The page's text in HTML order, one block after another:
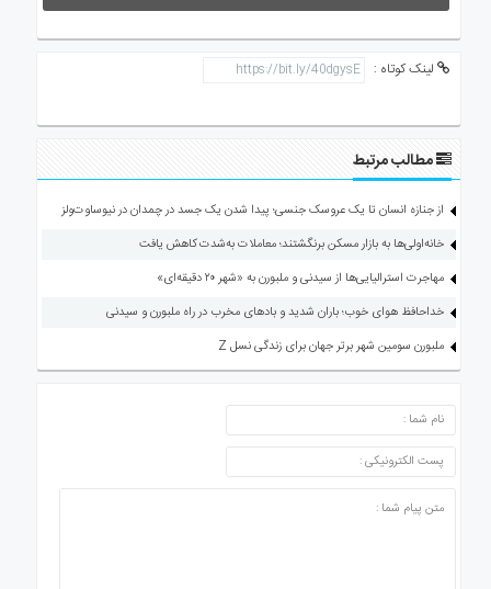
لینک کوتاه :
مطالب مرتبط
از جنازه انسان تا یک عروسک جنسی؛ پیدا شدن یک جسد در چمدان در نیوساوت‌ولز
خانه‌اولی‌ها به بازار مسکن برنگشتند؛ معاملات به‌شدت کاهش یافت
مهاجرت استرالیایی‌ها از سیدنی و ملبورن به «شهر ۲۰ دقیقه‌ای»
خداحافظ هوای خوب؛ باران شدید و بادهای مخرب در راه ملبورن و سیدنی
ملبورن سومین شهر برتر جهان برای زندگی نسل Z
ارسال دیدگاه